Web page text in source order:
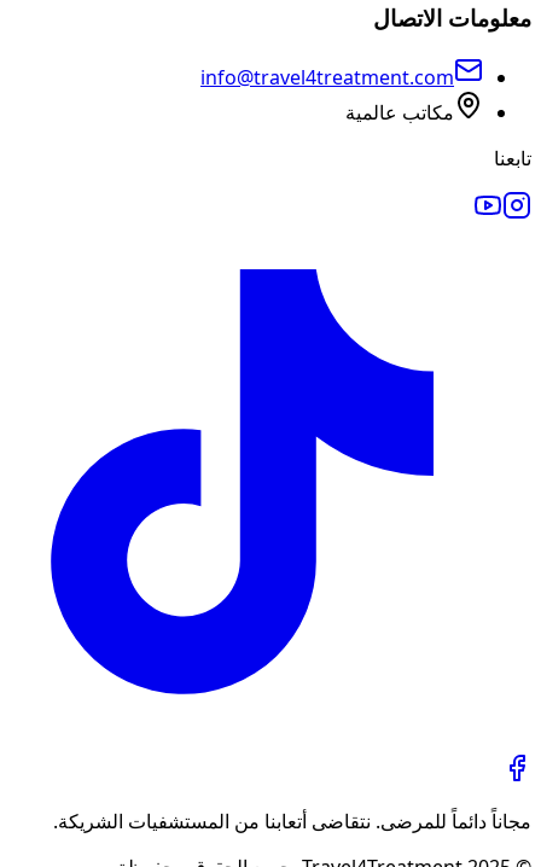
معلومات الاتصال
info@travel4treatment.com
مكاتب عالمية
تابعنا
مجاناً دائماً للمرضى. نتقاضى أتعابنا من المستشفيات الشريكة.